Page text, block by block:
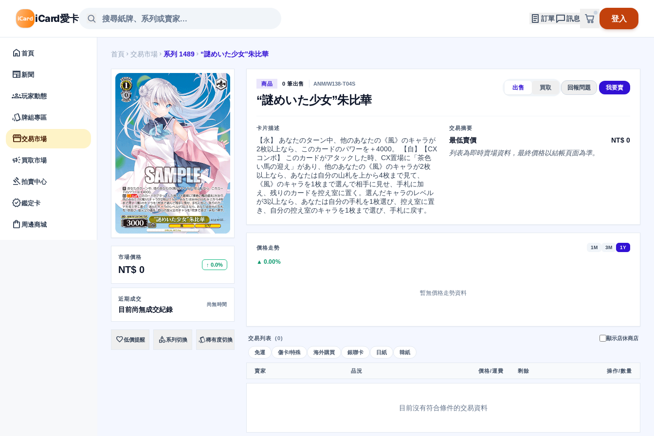
iCard愛卡 訂單 訊息 登入
home首頁
newspaper新聞
groups玩家動態
style牌組專區
storefront交易市場
campaign買取市場
gavel拍賣中心
verified鑑定卡
shopping_bag 周邊商城
首頁 chevron_right 交易市場 chevron_right 系列 1489 chevron_right “謎めいた少女”朱比華
市場價格
NT$ 0 ↑ 0.0%
近期成交
目前尚無成交紀錄
尚無時間
favorite低價提醒 category系列切換 style稀有度切換
商品 0 筆出售 ANM/W138-T04S
“謎めいた少女”朱比華
出售 買取 回報問題 我要賣
卡片描述
【永】 あなたのターン中、他のあなたの《風》のキャラが
2枚以上なら、このカードのパワーを＋4000。 【自】【CX
コンボ】 このカードがアタックした時、CX置場に「茶色
い馬の迎え」があり、他のあなたの《風》のキャラが2枚
以上なら、あなたは自分の山札を上から4枚まで見て、
《風》のキャラを1枚まで選んで相手に見せ、手札に加
え、残りのカードを控え室に置く。選んだキャラのレベル
が3以上なら、あなたは自分の手札を1枚選び、控え室に置
き、自分の控え室のキャラを1枚まで選び、手札に戻す。
交易摘要
最低賣價
NT$ 0
列表為即時賣場資料，最終價格以結帳頁面為準。
價格走勢 1M 3M 1Y
▲ 0.00%
暫無價格走勢資料
交易列表 (0) 顯示店休商店
免運 傷卡/特殊 海外購買 銀聯卡 日紙 韓紙
賣家 品況 價格/運費 剩餘 操作/數量
目前沒有符合條件的交易資料